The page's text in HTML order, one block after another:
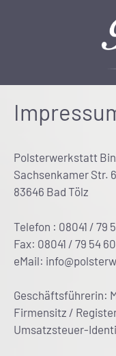
Polsterwerkstatt
Sachsenkamer Str. 6
83646 Bad Tölz
Telefon : 08041 / 79
Fax: 08041 / 79 54
eMail:
Geschäftsführerin:
Firmensitz /
Umsatzsteuer-